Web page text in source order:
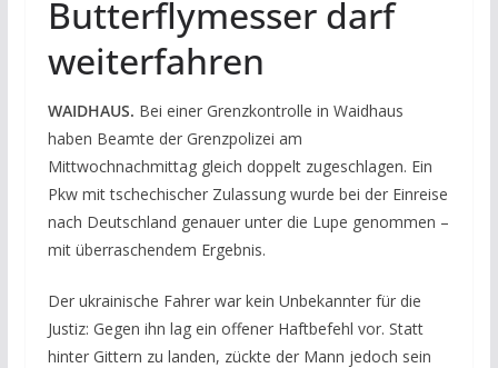
Butterflymesser darf
weiterfahren
WAIDHAUS. Bei einer Grenzkontrolle in Waidhaus
haben Beamte der Grenzpolizei am
Mittwochnachmittag gleich doppelt zugeschlagen. Ein
Pkw mit tschechischer Zulassung wurde bei der Einreise
nach Deutschland genauer unter die Lupe genommen –
mit überraschendem Ergebnis.
Der ukrainische Fahrer war kein Unbekannter für die
Justiz: Gegen ihn lag ein offener Haftbefehl vor. Statt
hinter Gittern zu landen, zückte der Mann jedoch sein